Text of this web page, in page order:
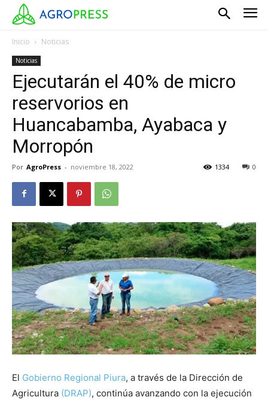
Inicio Noticias
Noticias
Ejecutarán el 40% de micro
reservorios en
Huancabamba, Ayabaca y
Morropón
Por AgroPress - noviembre 18, 2022 0
1334
El Gobierno Regional Piura, a través de la Dirección de
Agricultura (DRAP), continúa avanzando con la ejecución